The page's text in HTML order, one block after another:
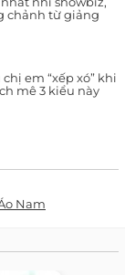
chảnh từ giảng
em “xếp xó” khi
mê 3 kiểu này
Nam